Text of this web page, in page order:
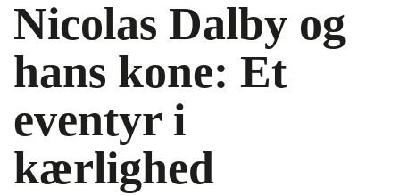
Nicolas Dalby og
hans kone: Et
eventyr i
kærlighed